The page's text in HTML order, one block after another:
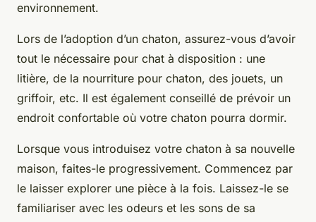
environnement.
Lors de l’adoption d’un chaton, assurez-vous d’avoir
tout le nécessaire pour chat à disposition : une
litière, de la nourriture pour chaton, des jouets, un
griffoir, etc. Il est également conseillé de prévoir un
endroit confortable où votre chaton pourra dormir.
Lorsque vous introduisez votre chaton à sa nouvelle
maison, faites-le progressivement. Commencez par
le laisser explorer une pièce à la fois. Laissez-le se
familiariser avec les odeurs et les sons de sa